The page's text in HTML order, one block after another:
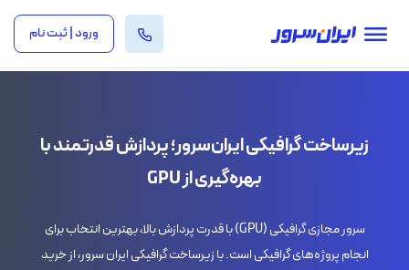
ورود | ثبت نام
زیرساخت گرافیکی ایران‌سرور؛ پردازش قدرتمند با
بهره‌گیری از GPU
سرور مجازی گرافیکی (GPU) با قدرت پردازش بالا، بهترین انتخاب برای
انجام پروژه‌های گرافیکی است. با زیرساخت گرافیکی ایران سرور، از خرید